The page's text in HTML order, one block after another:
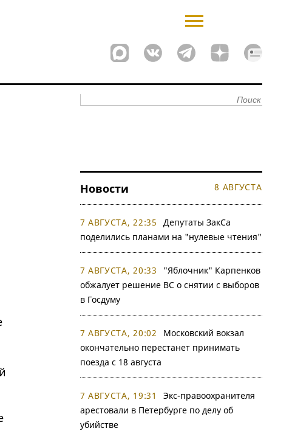
Новости 8 АВГУСТА
7 АВГУСТА, 22:35
Депутаты ЗакСа
поделились планами на "нулевые чтения"
7 АВГУСТА, 20:33
"Яблочник" Карпенков
обжалует решение ВС о снятии с выборов
в Госдуму
7 АВГУСТА, 20:02
Московский вокзал
окончательно перестанет принимать
поезда с 18 августа
7 АВГУСТА, 19:31
Экс-правоохранителя
арестовали в Петербурге по делу об
убийстве